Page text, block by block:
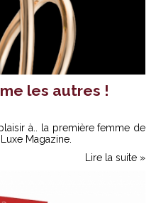
les autres !
à.. la première femme de
Magazine.
Lire la suite »